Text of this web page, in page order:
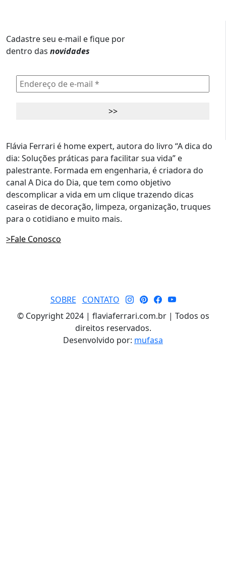
Cadastre seu e-mail e fique por
dentro das novidades
Flávia Ferrari é home expert, autora do livro “A dica do
dia: Soluções práticas para facilitar sua vida” e
palestrante. Formada em engenharia, é criadora do
canal A Dica do Dia, que tem como objetivo
descomplicar a vida em um clique trazendo dicas
caseiras de decoração, limpeza, organização, truques
para o cotidiano e muito mais.
>Fale Conosco
SOBRE
CONTATO
© Copyright 2024 | flaviaferrari.com.br | Todos os
direitos reservados.
Desenvolvido por: mufasa